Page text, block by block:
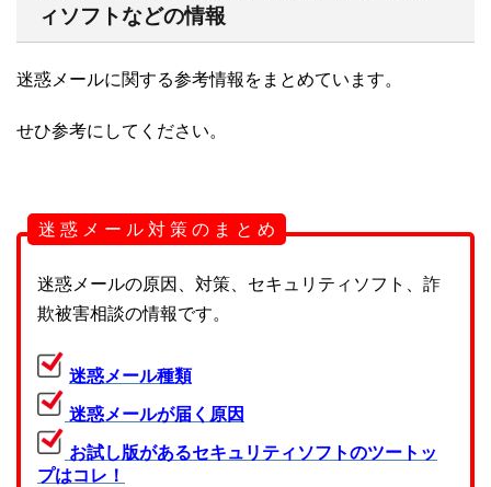
ィソフトなどの情報
迷惑メールに関する参考情報をまとめています。
せひ参考にしてください。
迷 惑 メ ー ル 対 策 の ま と め
迷惑メールの原因、対策、セキュリティソフト、詐
欺被害相談の情報です。
迷惑メール種類
迷惑メールが届く原因
お試し版があるセキュリティソフトのツートッ
プはコレ！